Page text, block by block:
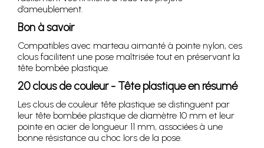
d’ameublement.
Bon à savoir
Compatibles avec marteau aimanté à pointe nylon, ces
clous facilitent une pose maîtrisée tout en préservant la
tête bombée plastique.
20 clous de couleur - Tête plastique en résumé
Les clous de couleur tête plastique se distinguent par
leur tête bombée plastique de diamètre 10 mm et leur
pointe en acier de longueur 11 mm, associées à une
bonne résistance au choc lors de la pose.